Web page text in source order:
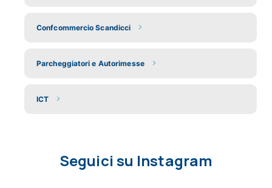
Confcommercio Scandicci
Parcheggiatori e Autorimesse
ICT
Seguici su Instagram